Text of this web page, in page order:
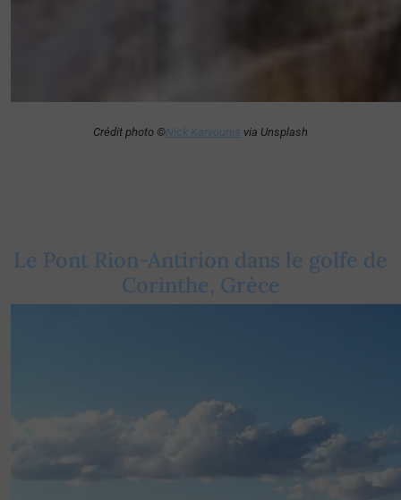
Crédit photo ©Nick Karvounis via Unsplash
Le Pont Rion-Antirion dans le golfe de
Corinthe, Grèce